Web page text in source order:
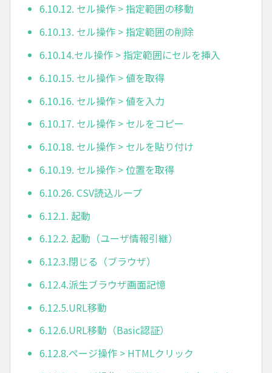
6.10.12. セル操作 > 指定範囲の移動
6.10.13. セル操作 > 指定範囲の削除
6.10.14.セル操作 > 指定範囲にセルを挿入
6.10.15. セル操作 > 値を取得
6.10.16. セル操作 > 値を入力
6.10.17. セル操作 > セルをコピー
6.10.18. セル操作 > セルを貼り付け
6.10.19. セル操作 > 位置を取得
6.10.26. CSV読込ループ
6.12.1. 起動
6.12.2. 起動（ユーザ情報引継）
6.12.3.閉じる（ブラウザ）
6.12.4.派生ブラウザ画面記憶
6.12.5.URL移動
6.12.6.URL移動（Basic認証）
6.12.8.ページ操作 > HTMLクリック